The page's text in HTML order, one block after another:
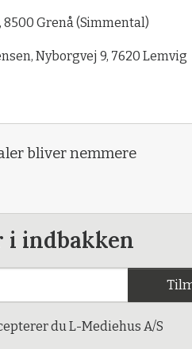
Grenå (Simmental)
Nyborgvej 9, 7620 Lemvig
bliver nemmere
i indbakken
du L-Mediehus A/S